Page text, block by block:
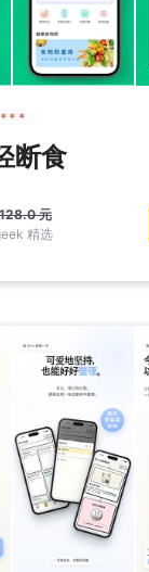
***
断食
128.0 元
精选